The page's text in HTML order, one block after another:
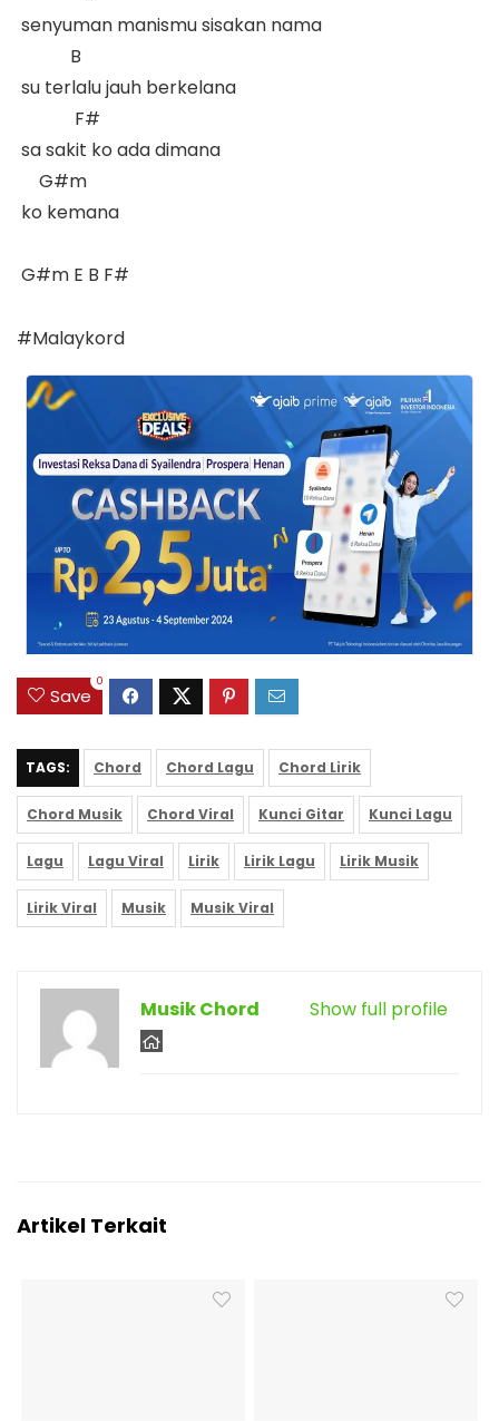
senyuman manismu sisakan nama
            B
su terlalu jauh berkelana
             F#
sa sakit ko ada dimana
     G#m
ko kemana
G#m E B F#
#Malaykord
Save
0
TAGS: Chord Chord Lagu Chord Lirik
Chord Musik Chord Viral Kunci Gitar Kunci Lagu
Lagu Lagu Viral Lirik Lirik Lagu Lirik Musik
Lirik Viral Musik Musik Viral
Show full profile
Musik Chord
Artikel Terkait